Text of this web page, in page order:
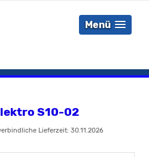
Menü
S10-02
Lieferzeit: 30.11.2026